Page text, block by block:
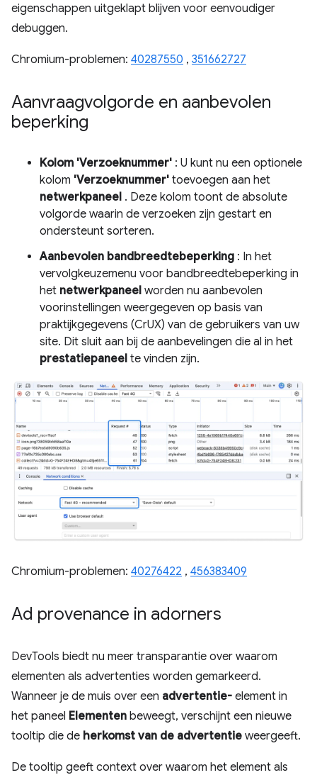
eigenschappen uitgeklapt blijven voor eenvoudiger
debuggen.
Chromium-problemen: 40287550 , 351662727
Aanvraagvolgorde en aanbevolen
beperking
Kolom 'Verzoeknummer' : U kunt nu een optionele
kolom 'Verzoeknummer' toevoegen aan het
netwerkpaneel . Deze kolom toont de absolute
volgorde waarin de verzoeken zijn gestart en
ondersteunt sorteren.
Aanbevolen bandbreedtebeperking : In het
vervolgkeuzemenu voor bandbreedtebeperking in
het netwerkpaneel worden nu aanbevolen
voorinstellingen weergegeven op basis van
praktijkgegevens (CrUX) van de gebruikers van uw
site. Dit sluit aan bij de aanbevelingen die al in het
prestatiepaneel te vinden zijn.
Chromium-problemen: 40276422 , 456383409
Ad provenance in adorners
DevTools biedt nu meer transparantie over waarom
elementen als advertenties worden gemarkeerd.
Wanneer je de muis over een advertentie- element in
het paneel Elementen beweegt, verschijnt een nieuwe
tooltip die de herkomst van de advertentie weergeeft.
De tooltip geeft context over waarom het element als